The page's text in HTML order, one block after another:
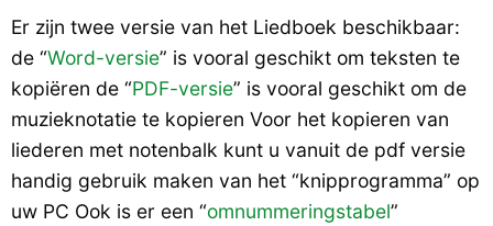
Er zijn twee versie van het Liedboek beschikbaar:
de “Word-versie” is vooral geschikt om teksten te
kopiëren de “PDF-versie” is vooral geschikt om de
muzieknotatie te kopieren Voor het kopieren van
liederen met notenbalk kunt u vanuit de pdf versie
handig gebruik maken van het “knipprogramma” op
uw PC Ook is er een “omnummeringstabel”